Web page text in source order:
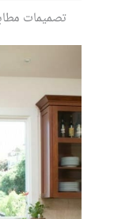
تصميمات